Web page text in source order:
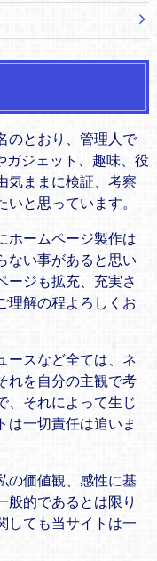
のとおり、管理人で
ガジェット、趣味、役
気ままに検証、考察
と思っています。
ホームページ製作は
ない事があると思い
ージも拡充、充実さ
理解の程よろしくお
ースなど全ては、ネ
れを自分の主観で考
、それによって生じ
は一切責任は追いま
の価値観、感性に基
般的であるとは限り
しても当サイトは一